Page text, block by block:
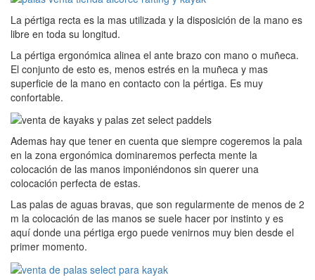
La pértiga recta es la mas utilizada y la disposición de la mano es
libre en toda su longitud.
La pértiga ergonómica alinea el ante brazo con mano o muñeca.
El conjunto de esto es, menos estrés en la muñeca y mas
superficie de la mano en contacto con la pértiga. Es muy
confortable.
Ademas hay que tener en cuenta que siempre cogeremos la pala
en la zona ergonómica dominaremos perfecta mente la
colocación de las manos imponiéndonos sin querer una
colocación perfecta de estas.
Las palas de aguas bravas, que son regularmente de menos de 2
m la colocación de las manos se suele hacer por instinto y es
aquí donde una pértiga ergo puede venirnos muy bien desde el
primer momento.